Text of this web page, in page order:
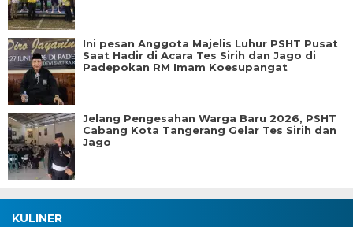
Ini pesan Anggota Majelis Luhur PSHT Pusat
Saat Hadir di Acara Tes Sirih dan Jago di
Padepokan RM Imam Koesupangat
Jelang Pengesahan Warga Baru 2026, PSHT
Cabang Kota Tangerang Gelar Tes Sirih dan
Jago
KULINER